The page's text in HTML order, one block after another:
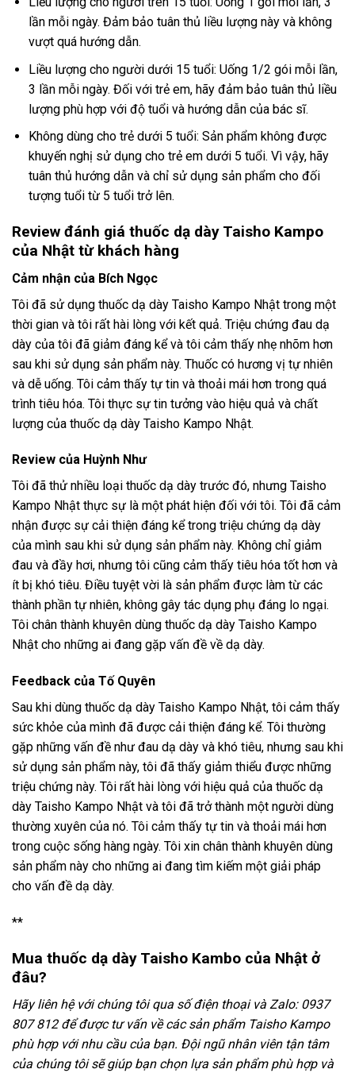
lần mỗi ngày. Đảm bảo tuân thủ liều lượng này và không
vượt quá hướng dẫn.
Liều lượng cho người dưới 15 tuổi: Uống 1/2 gói mỗi lần,
3 lần mỗi ngày. Đối với trẻ em, hãy đảm bảo tuân thủ liều
lượng phù hợp với độ tuổi và hướng dẫn của bác sĩ.
Không dùng cho trẻ dưới 5 tuổi: Sản phẩm không được
khuyến nghị sử dụng cho trẻ em dưới 5 tuổi. Vì vậy, hãy
tuân thủ hướng dẫn và chỉ sử dụng sản phẩm cho đối
tượng tuổi từ 5 tuổi trở lên.
Review đánh giá thuốc dạ dày Taisho Kampo
của Nhật từ khách hàng
Cảm nhận của Bích Ngọc
Tôi đã sử dụng thuốc dạ dày Taisho Kampo Nhật trong một
thời gian và tôi rất hài lòng với kết quả. Triệu chứng đau dạ
dày của tôi đã giảm đáng kể và tôi cảm thấy nhẹ nhõm hơn
sau khi sử dụng sản phẩm này. Thuốc có hương vị tự nhiên
và dễ uống. Tôi cảm thấy tự tin và thoải mái hơn trong quá
trình tiêu hóa. Tôi thực sự tin tưởng vào hiệu quả và chất
lượng của thuốc dạ dày Taisho Kampo Nhật.
Review của Huỳnh Như
Tôi đã thử nhiều loại thuốc dạ dày trước đó, nhưng Taisho
Kampo Nhật thực sự là một phát hiện đối với tôi. Tôi đã cảm
nhận được sự cải thiện đáng kể trong triệu chứng dạ dày
của mình sau khi sử dụng sản phẩm này. Không chỉ giảm
đau và đầy hơi, nhưng tôi cũng cảm thấy tiêu hóa tốt hơn và
ít bị khó tiêu. Điều tuyệt vời là sản phẩm được làm từ các
thành phần tự nhiên, không gây tác dụng phụ đáng lo ngại.
Tôi chân thành khuyên dùng thuốc dạ dày Taisho Kampo
Nhật cho những ai đang gặp vấn đề về dạ dày.
Feedback của Tố Quyên
Sau khi dùng thuốc dạ dày Taisho Kampo Nhật, tôi cảm thấy
sức khỏe của mình đã được cải thiện đáng kể. Tôi thường
gặp những vấn đề như đau dạ dày và khó tiêu, nhưng sau khi
sử dụng sản phẩm này, tôi đã thấy giảm thiểu được những
triệu chứng này. Tôi rất hài lòng với hiệu quả của thuốc dạ
dày Taisho Kampo Nhật và tôi đã trở thành một người dùng
thường xuyên của nó. Tôi cảm thấy tự tin và thoải mái hơn
trong cuộc sống hàng ngày. Tôi xin chân thành khuyên dùng
sản phẩm này cho những ai đang tìm kiếm một giải pháp
cho vấn đề dạ dày.
**
Mua thuốc dạ dày Taisho Kambo của Nhật ở
đâu?
Hãy liên hệ với chúng tôi qua số điện thoại và Zalo: 0937
807 812 để được tư vấn về các sản phẩm Taisho Kampo
phù hợp với nhu cầu của bạn. Đội ngũ nhân viên tận tâm
của chúng tôi sẽ giúp bạn chọn lựa sản phẩm phù hợp và